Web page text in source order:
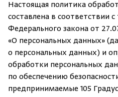
Облицовка и порталы
SPA-оборудование
Камни для печей
Настоящая политика
составлена в соответствии
Федерального закона от
«О персональных данных»
о персональных данных) и
обработки персональных
по обеспечению
предпринимаемые 105